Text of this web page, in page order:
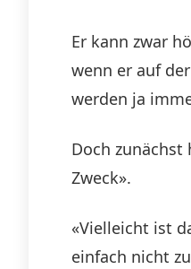
Er kann zwar
wenn er auf
werden ja
Doch
Zweck».
«Vielleicht ist
einfach nicht